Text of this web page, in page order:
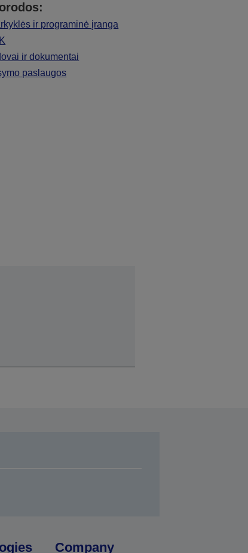
ir programinė įranga
ir dokumentai
paslaugos
Company